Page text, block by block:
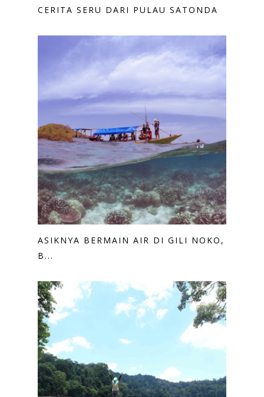
CERITA SERU DARI PULAU SATONDA
ASIKNYA BERMAIN AIR DI GILI NOKO,
B...